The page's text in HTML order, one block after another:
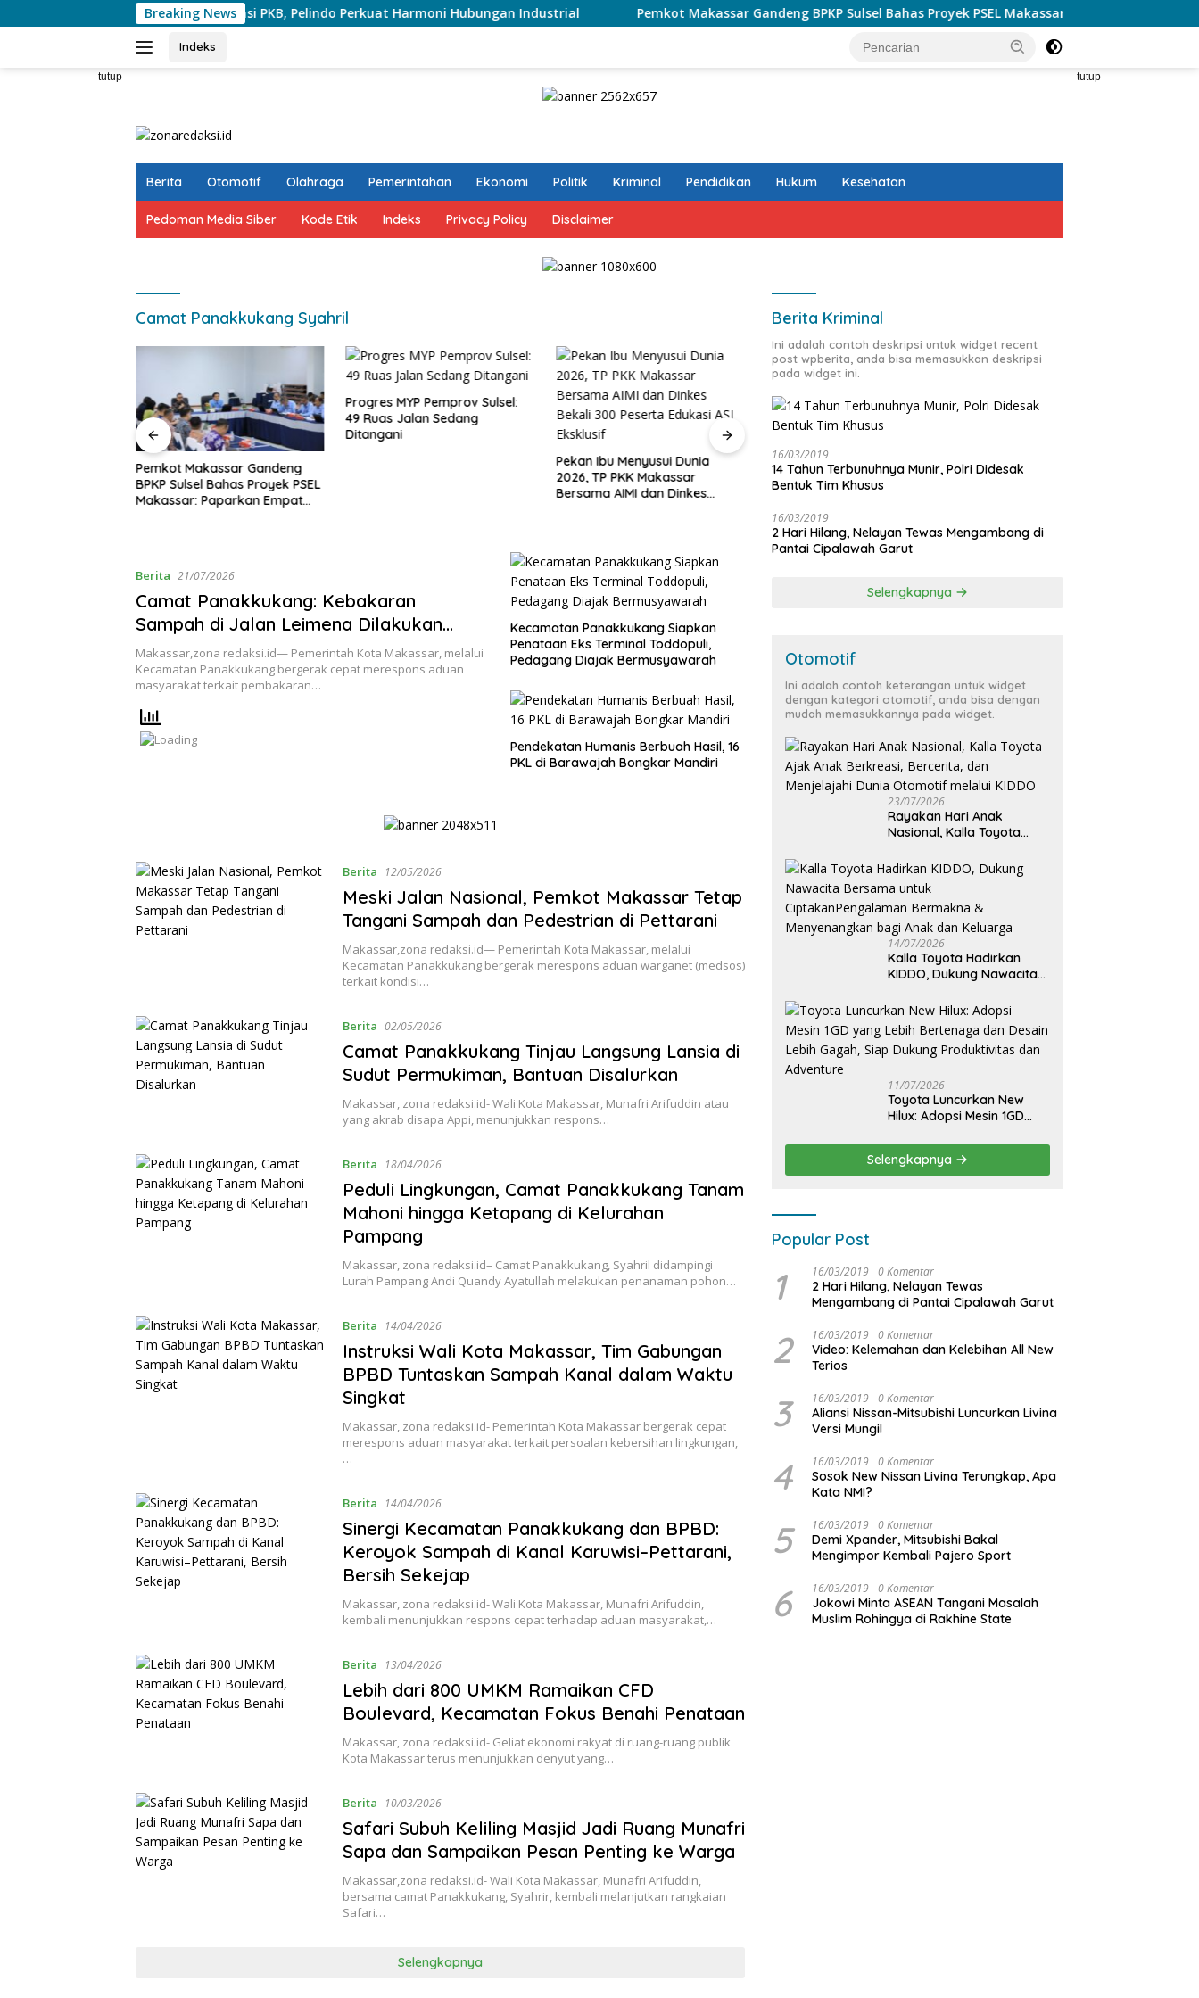
ke
Breaking News
Sosialisasi PKB, Pelindo Perkuat Harmoni Hubungan Industrial Pemkot Makassar Gandeng BPKP Sulsel Bahas Proyek PSEL Makassar: Paparkan Empat Opsi
Indeks
tutup tutup
Berita Otomotif Olahraga Pemerintahan Ekonomi Politik Kriminal Pendidikan Hukum Kesehatan
Pedoman Media Siber Kode Etik Indeks Privacy Policy Disclaimer
Camat Panakkukang Syahril
Pemkot Makassar Gandeng
BPKP Sulsel Bahas Proyek PSEL
Makassar: Paparkan Empat
Progres MYP Pemprov Sulsel:
49 Ruas Jalan Sedang
Ditangani
Pekan Ibu Menyusui Dunia
2026, TP PKK Makassar
Bersama AIMI dan Dinkes
Minta PDAM Makassar Jaga
Pelayanan, hingga Integritas
Pegawai
Sampah, Appi Perkuat Peran
Berita 21/07/2026
Camat Panakkukang: Kebakaran
Sampah di Jalan Leimena Dilakukan
ODGJ
Makassar,zona redaksi.id— Pemerintah Kota Makassar, melalui
Kecamatan Panakkukang bergerak cepat merespons aduan
masyarakat terkait pembakaran…
Kecamatan Panakkukang Siapkan
Penataan Eks Terminal Toddopuli,
Pedagang Diajak Bermusyawarah
Pendekatan Humanis Berbuah Hasil, 16
PKL di Barawajah Bongkar Mandiri
Berita 12/05/2026
Meski Jalan Nasional, Pemkot Makassar Tetap
Tangani Sampah dan Pedestrian di Pettarani
Makassar,zona redaksi.id— Pemerintah Kota Makassar, melalui
Kecamatan Panakkukang bergerak merespons aduan warganet (medsos)
terkait kondisi…
Berita 02/05/2026
Camat Panakkukang Tinjau Langsung Lansia di
Sudut Permukiman, Bantuan Disalurkan
Makassar, zona redaksi.id- Wali Kota Makassar, Munafri Arifuddin atau
yang akrab disapa Appi, menunjukkan respons…
Berita 18/04/2026
Peduli Lingkungan, Camat Panakkukang Tanam
Mahoni hingga Ketapang di Kelurahan
Pampang
Makassar, zona redaksi.id– Camat Panakkukang, Syahril didampingi
Lurah Pampang Andi Quandy Ayatullah melakukan penanaman pohon…
Berita 14/04/2026
Instruksi Wali Kota Makassar, Tim Gabungan
BPBD Tuntaskan Sampah Kanal dalam Waktu
Singkat
Makassar, zona redaksi.id- Pemerintah Kota Makassar bergerak cepat
merespons aduan masyarakat terkait persoalan kebersihan lingkungan,
…
Berita 14/04/2026
Sinergi Kecamatan Panakkukang dan BPBD:
Keroyok Sampah di Kanal Karuwisi–Pettarani,
Bersih Sekejap
Makassar, zona redaksi.id- Wali Kota Makassar, Munafri Arifuddin,
kembali menunjukkan respons cepat terhadap aduan masyarakat,…
Berita 13/04/2026
Lebih dari 800 UMKM Ramaikan CFD
Boulevard, Kecamatan Fokus Benahi Penataan
Makassar, zona redaksi.id- Geliat ekonomi rakyat di ruang-ruang publik
Kota Makassar terus menunjukkan denyut yang…
Berita 10/03/2026
Safari Subuh Keliling Masjid Jadi Ruang Munafri
Sapa dan Sampaikan Pesan Penting ke Warga
Makassar,zona redaksi.id- Wali Kota Makassar, Munafri Arifuddin,
bersama camat Panakkukang, Syahrir, kembali melanjutkan rangkaian
Safari…
Selengkapnya
Berita Kriminal
Ini adalah contoh deskripsi untuk widget recent
post wpberita, anda bisa memasukkan deskripsi
pada widget ini.
16/03/2019
14 Tahun Terbunuhnya Munir, Polri Didesak
Bentuk Tim Khusus
16/03/2019
2 Hari Hilang, Nelayan Tewas Mengambang di
Pantai Cipalawah Garut
Selengkapnya
Otomotif
Ini adalah contoh keterangan untuk widget
dengan kategori otomotif, anda bisa dengan
mudah memasukkannya pada widget.
23/07/2026
Rayakan Hari Anak
Nasional, Kalla Toyota
Bercerita, dan Menjelajahi
Dunia Otomotif melalui
KIDDO
14/07/2026
Kalla Toyota Hadirkan
KIDDO, Dukung Nawacita
CiptakanPengalaman
Bermakna &
Menyenangkan bagi Anak
dan Keluarga
11/07/2026
Toyota Luncurkan New
Hilux: Adopsi Mesin 1GD
Desain Lebih Gagah, Siap
Dukung Produktivitas dan
Adventure
Selengkapnya
Popular Post
1 16/03/2019 0 Komentar
2 Hari Hilang, Nelayan Tewas
Mengambang di Pantai Cipalawah Garut
2 16/03/2019 0 Komentar
Video: Kelemahan dan Kelebihan All New
Terios
3 16/03/2019 0 Komentar
Aliansi Nissan-Mitsubishi Luncurkan Livina
Versi Mungil
4 16/03/2019 0 Komentar
Sosok New Nissan Livina Terungkap, Apa
Kata NMI?
5 16/03/2019 0 Komentar
Demi Xpander, Mitsubishi Bakal
Mengimpor Kembali Pajero Sport
6 16/03/2019 0 Komentar
Jokowi Minta ASEAN Tangani Masalah
Muslim Rohingya di Rakhine State